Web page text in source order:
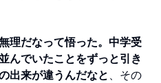
理だなって悟った。中学受
んでいたことをずっと引き
出来が違うんだなと
、その